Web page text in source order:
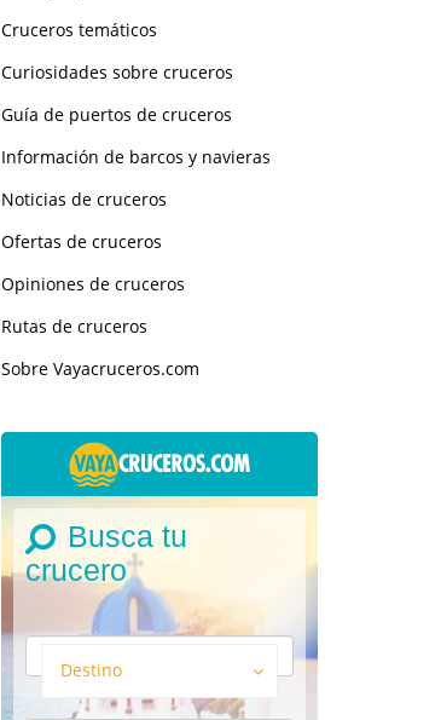
Cruceros temáticos
Curiosidades sobre cruceros
Guía de puertos de cruceros
Información de barcos y navieras
Noticias de cruceros
Ofertas de cruceros
Opiniones de cruceros
Rutas de cruceros
Sobre Vayacruceros.com
Busca tu
crucero
Destino